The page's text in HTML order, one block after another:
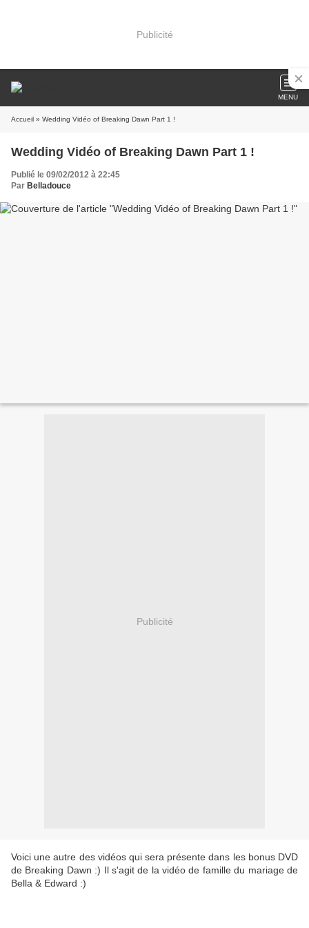
Publicité
MENU
Accueil » Wedding Vidéo of Breaking Dawn Part 1 !
Wedding Vidéo of Breaking Dawn Part 1 !
Publié le 09/02/2012 à 22:45
Par Belladouce
Publicité
Voici une autre des vidéos qui sera présente dans les bonus DVD
de Breaking Dawn :) Il s'agit de la vidéo de famille du mariage de
Bella & Edward :)